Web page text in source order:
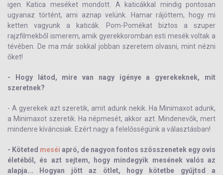
igen. Katica meséket mondott. A katicákkal mindig pontosan
ugyanaz történt, ami aznap velünk. Hamar rájöttem, hogy mi
ketten vagyunk a katicák. Pom-Pomékat biztos a szuper
rajzfilmekből ismerem, amik gyerekkoromban esti mesék voltak a
tévében. De ma már sokkal jobban szeretem olvasni, mint nézni
őket!
- Hogy látod, mire van nagy igénye a gyerekeknek, mit
szeretnek?
- A gyerekek azt szeretik, amit adunk nekik. Ha Minimaxot adunk,
a Minimaxot szeretik. Ha népmesét, akkor azt. Mindenevők, mert
mindenre kíváncsiak. Ezért nagy a felelősségünk a választásban!
- Köteted meséi apró, de nagyon fontos szösszenetek egy ovis
életéből, és azt sejtem, hogy mindegyik mesének valós az
alapja... Hogyan jött az ötlet, hogy kötetbe gyűjtsd a